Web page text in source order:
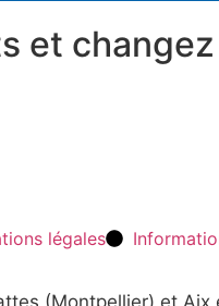
et
légales
(Montpellier) et